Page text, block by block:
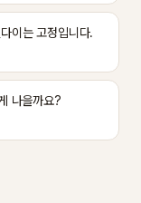
이는 고정입니다.
나을까요?